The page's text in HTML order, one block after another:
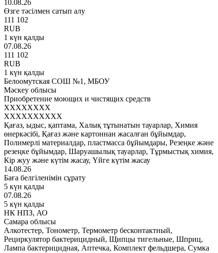
10.08.26
Өзге тәсілмен сатып алу
111 102
RUB
1 күн қалды
07.08.26
111 102
RUB
1 күн қалды
Белоомутская СОШ №1, МБОУ
Мәскеу облысы
Приобретение моющих и чистящих средств
XXXXXXXX
XXXXXXXXXX
Қағаз, ыдыс, қаптама, Халық тұтынатын тауарлар, Химия
өнеркәсібі, Қағаз және картоннан жасалған бұйымдар,
Полимерлі материалдар, пластмасса бұйымдары, Резеңке және
резеңке бұйымдар, Шаруашылық тауарлар, Тұрмыстық химия,
Кір жуу және күтім жасау, Үйге күтім жасау
14.08.26
Баға белгіленімін сұрату
5 күн қалды
07.08.26
5 күн қалды
НК НПЗ, АО
Самара облысы
Алкотестер, Тонометр, Термометр бесконтактный,
Рециркулятор бактерицидный, Щипцы тигельные, Шприц,
Лампа бактерицидная, Аптечка, Комплект фельдшера, Сумка